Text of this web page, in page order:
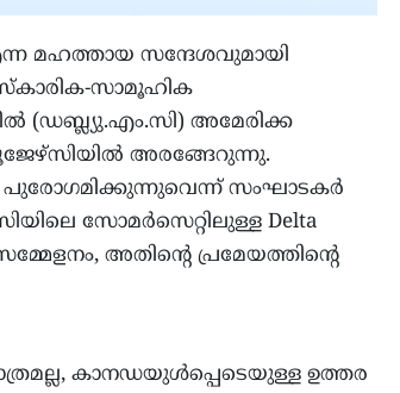
മഹത്തായ സന്ദേശവുമായി
സാമൂഹിക
(ഡബ്ല്യു.എം.സി) അമേരിക്ക
അരങ്ങേറുന്നു.
സംഘാടകര്‍
സോമര്‍സെറ്റിലുള്ള Delta
അതിന്റെ പ്രമേയത്തിന്റെ
കാനഡയുള്‍പ്പെടെയുള്ള ഉത്തര